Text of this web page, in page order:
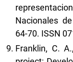
Nacionales
64-70. ISSN
Franklin, C.